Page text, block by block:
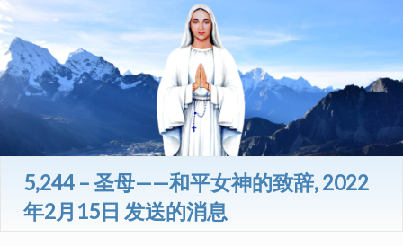
5,244 – 圣母——和平女神的致辞, 2022
年2月15日 发送的消息